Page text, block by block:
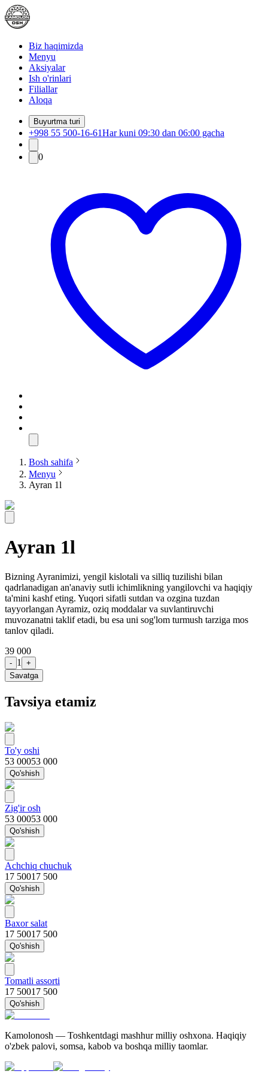
Biz haqimizda
Menyu
Aksiyalar
Ish o'rinlari
Filiallar
Aloqa
Buyurtma turi
+998 55 500-16-61Har kuni 09:30 dan 06:00 gacha
0
Bosh sahifa
Menyu
Ayran 1l
Ayran 1l
Bizning Ayranimizi, yengil kislotali va silliq tuzilishi bilan
qadrlanadigan an'anaviy sutli ichimlikning yangilovchi va haqiqiy
ta'mini kashf eting. Yuqori sifatli sutdan va ozgina tuzdan
tayyorlangan Ayramiz, oziq moddalar va suvlantiruvchi
muvozanatni taklif etadi, bu esa uni sog'lom turmush tarziga mos
tanlov qiladi.
39 000
- 1
+
Savatga
Tavsiya etamiz
To'y oshi
53 00053 000
Qo'shish
Zig'ir osh
53 00053 000
Qo'shish
Achchiq chuchuk
17 50017 500
Qo'shish
Baxor salat
17 50017 500
Qo'shish
Tomatli assorti
17 50017 500
Qo'shish
Kamolonosh — Toshkentdagi mashhur milliy oshxona. Haqiqiy
o'zbek palovi, somsa, kabob va boshqa milliy taomlar.